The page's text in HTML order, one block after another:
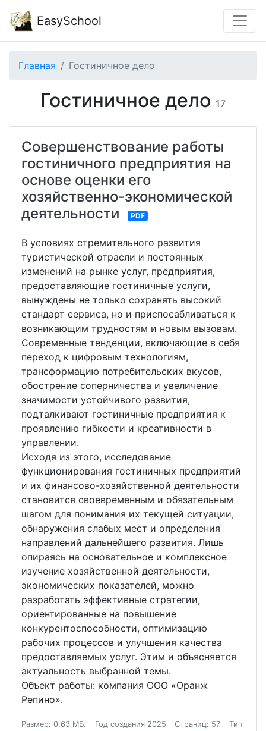
EasySchool
Главная Гостиничное дело
Гостиничное дело 17
Совершенствование работы
гостиничного предприятия на
основе оценки его
хозяйственно-экономической
деятельности
PDF
В условиях стремительного развития
туристической отрасли и постоянных
изменений на рынке услуг, предприятия,
предоставляющие гостиничные услуги,
вынуждены не только сохранять высокий
стандарт сервиса, но и приспосабливаться к
возникающим трудностям и новым вызовам.
Современные тенденции, включающие в себя
переход к цифровым технологиям,
трансформацию потребительских вкусов,
обострение соперничества и увеличение
значимости устойчивого развития,
подталкивают гостиничные предприятия к
проявлению гибкости и креативности в
управлении.
Исходя из этого, исследование
функционирования гостиничных предприятий
и их финансово-хозяйственной деятельности
становится своевременным и обязательным
шагом для понимания их текущей ситуации,
обнаружения слабых мест и определения
направлений дальнейшего развития. Лишь
опираясь на основательное и комплексное
изучение хозяйственной деятельности,
экономических показателей, можно
разработать эффективные стратегии,
ориентированные на повышение
конкурентоспособности, оптимизацию
рабочих процессов и улучшения качества
предоставляемых услуг. Этим и объясняется
актуальность выбранной темы.
Объект работы: компания ООО «Оранж
Репино».
Размер: 0.63 МБ. Год создания 2025 Страниц: 57
Тип